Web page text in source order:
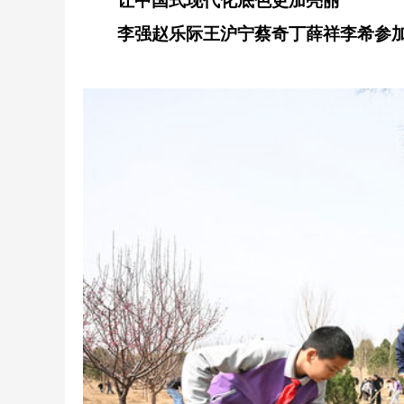
李强赵乐际王沪宁蔡奇丁薛祥李希参